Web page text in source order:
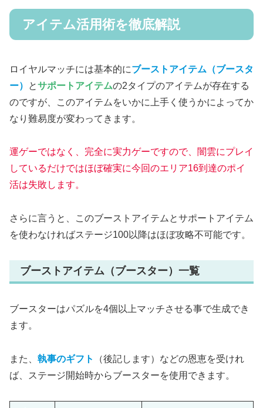
アイテム活用術を徹底解説
ロイヤルマッチには基本的にブーストアイテム （ブースタ
ー）
とサポートアイテムの2タイプのアイテムが存在する
のですが、このアイテムをいかに上手く使うかによってか
なり難易度が変わってきます。
運ゲーではなく、完全に実力ゲーですので、闇雲にプレイ
しているだけではほぼ確実に今回のエリア16到達のポイ
活は失敗します。
さらに言うと、このブーストアイテムとサポートアイテム
を使わなければステージ100以降はほぼ攻略不可能です。
ブーストアイテム（ブースター）一覧
ブースターはパズルを4個以上マッチさせる事で生成でき
ます。
また、 執事のギフト
（後記します）などの恩恵を受けれ
ば、ステージ開始時からブースターを使用できます。